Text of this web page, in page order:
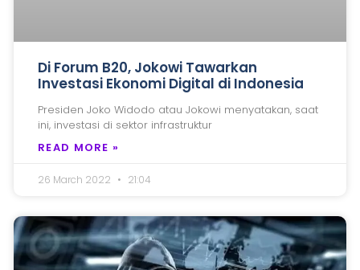
Di Forum B20, Jokowi Tawarkan
Investasi Ekonomi Digital di Indonesia
Presiden Joko Widodo atau Jokowi menyatakan, saat
ini, investasi di sektor infrastruktur
READ MORE »
26 March 2022 21:04